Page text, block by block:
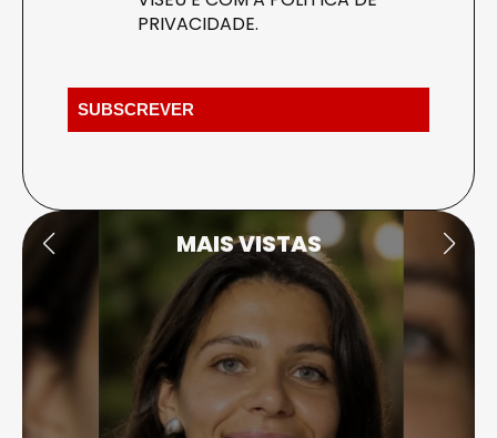
PRIVACIDADE.
MAIS VISTAS